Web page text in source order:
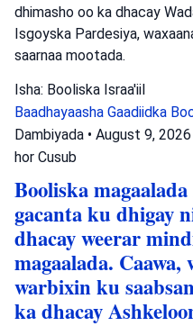
dhimasho oo ka dhacay
Isgoyska Pardesiya,
saarnaa mootada.
Isha: Booliska Israa'iil
Baadhayaasha Gaadiidka
Dambiyada • August 9,
hor Cusub
Booliska
gacanta ku dhigay
dhacay weerar
magaalada. Caawa,
warbixin ku
ka dhacay